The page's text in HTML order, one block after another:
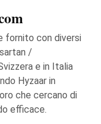
fornito con diversi
/
e in Italia
Hyzaar in
che cercano di
efficace.